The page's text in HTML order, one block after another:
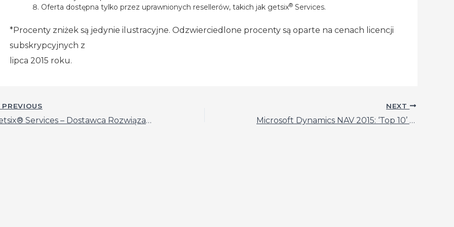
Oferta dostępna tylko przez uprawnionych resellerów, takich jak getsix® Services.
*Procenty zniżek są jedynie ilustracyjne. Odzwierciedlone procenty są oparte na cenach licencji
subskrypcyjnych z
lipca 2015 roku.
PREVIOUS
getsix® Services – Dostawca Rozwiązań Microsoft dla Microsoft Dynamics NAV
NEXT
Microsoft Dynamics NAV 2015: ‘Top 10’ Nowych Funkcji